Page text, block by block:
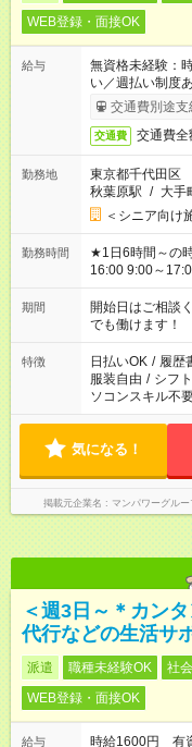
WEB登録・面接OK
給与
無資格未経験
い／週払い制度
完了次第のお支
交通費別途支
交通費 交通費
勤務地
東京都千代田区
秋葉原駅 / 大手
＜シニア向け
勤務時間
★1日6時間～の時短シフトOK ★ス
16:00 9:00～17:00
場合、他のお仕
ん ※法令に基づ
となります ※労
短時間・短期間
期間
開始日はご相
でも働けます！
特徴 日払いOK / 履歴
服装自由 / シフ
ソコンスキル不
気になる！
掲載元企業名 マンパワーグル
＜週3日～＊カン
代行などの生活サ
派遣 職種未経験OK 社
WEB登録・面接OK
給与
時給1600円 有